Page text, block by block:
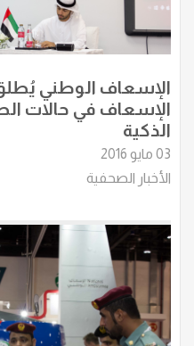
الإسعاف الوطني
الإسعاف في حالات
الذكية
03 مايو 2016
الأخبار الصحفية